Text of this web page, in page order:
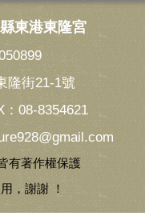
東港東隆宮
隆街21-1號
：08-8354621
有著作權保護
，謝謝 ！